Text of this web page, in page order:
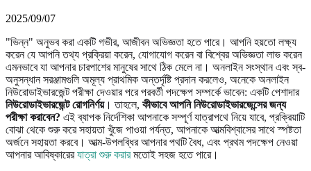
2025/09/07
"ভিন্ন" অনুভব করা একটি গভীর, আজীবন অভিজ্ঞতা হতে পারে। আপনি হয়তো লক্ষ্য
করেন যে আপনি তথ্য প্রক্রিয়া করেন, যোগাযোগ করেন বা বিশ্বের অভিজ্ঞতা লাভ করেন
এমনভাবে যা আপনার চারপাশের মানুষের সাথে ঠিক মেলে না। অনলাইন সংস্থান এবং স্ব-
অনুসন্ধান সরঞ্জামগুলি অমূল্য প্রাথমিক অন্তর্দৃষ্টি প্রদান করলেও, অনেকে অনলাইন
নিউরোডাইভারজেন্ট পরীক্ষা দেওয়ার পরে পরবর্তী পদক্ষেপ সম্পর্কে ভাবেন: একটি পেশাদার
নিউরোডাইভারজেন্ট রোগনির্ণয়। তাহলে, কীভাবে আপনি নিউরোডাইভারজেন্সের জন্য
পরীক্ষা করাবেন? এই ব্যাপক নির্দেশিকা আপনাকে সম্পূর্ণ যাত্রাপথে নিয়ে যাবে, প্রক্রিয়াটি
বোঝা থেকে শুরু করে সহায়তা খুঁজে পাওয়া পর্যন্ত, আপনাকে আত্মবিশ্বাসের সাথে স্পষ্টতা
অর্জনে সহায়তা করবে। আত্ম-উপলব্ধির আপনার পথটি বৈধ, এবং প্রথম পদক্ষেপ নেওয়া
আপনার আবিষ্কারেরযাত্রা শুরু করারমতোই সহজ হতে পারে।